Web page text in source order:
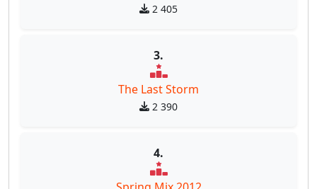
2 405
3.
The Last Storm
2 390
4.